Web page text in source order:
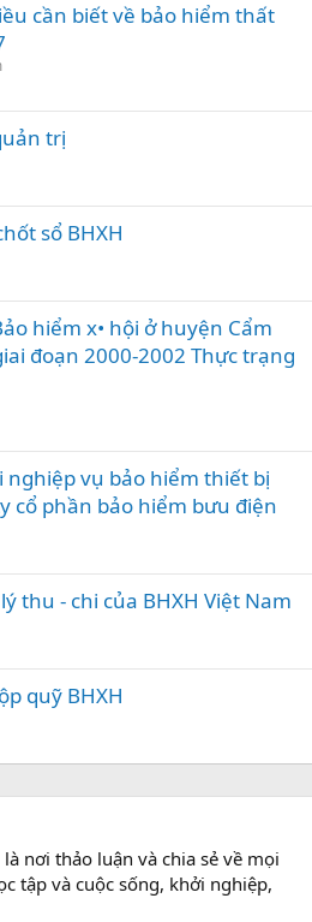
cần biết về bảo hiểm thất
trị
sổ BHXH
hiểm x• hội ở huyện Cẩm
đoạn 2000-2002 Thực trạng
nghiệp vụ bảo hiểm thiết bị
cổ phần bảo hiểm bưu điện
thu - chi của BHXH Việt Nam
quỹ BHXH
nơi thảo luận và chia sẻ về mọi
tập và cuộc sống, khởi nghiệp,